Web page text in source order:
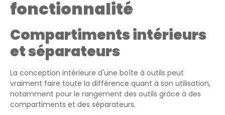
fonctionnalité
Compartiments intérieurs
et séparateurs
La conception intérieure d'une boîte à outils peut
vraiment faire toute la différence quant à son utilisation,
notamment pour le rangement des outils grâce à des
compartiments et des séparateurs.